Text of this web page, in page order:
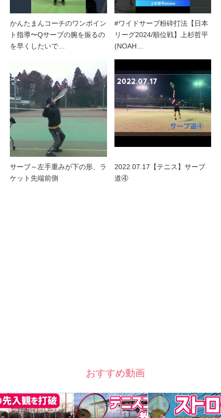
かんたまんコーチのワンポイン
ト指導〜Qサーブの腕を振るの
を早くしたいで…
#ワイドサーブ粉砕打法【日本
リーグ2024/順位戦】上杉哲平
(NOAH…
サーブ～左手重みが下の形、ラ
ケット先端前側
2022.07.17【テニス】サーブ
道④
おすすめ動画